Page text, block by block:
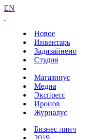
EN
Новое
Инвентарь
Задизайнено
Студия
Магазинус
Медиа
Экспресс
Иронов
Журналус
Бизнес-линч